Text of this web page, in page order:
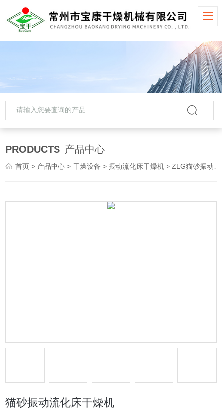
PRODUCTS 产品中心
首页 > 产品中心 >干燥设备 >振动流化床干燥机 > ZLG猫砂振动流化床干燥机
猫砂振动流化床干燥机